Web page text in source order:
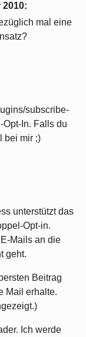
2010:
mal eine
subscribe-
Opt-In. Falls du
bei mir ;)
unterstützt das
Opt-in.
Mails an die
geht.
Beitrag
Mail erhalte.
Ich werde